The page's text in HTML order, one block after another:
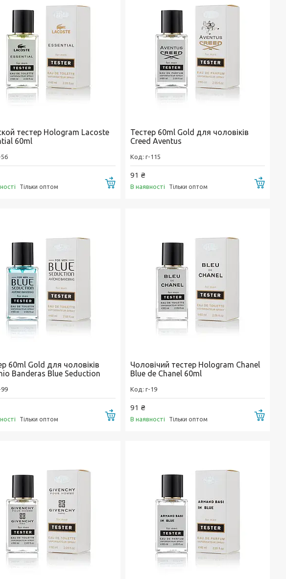
тестер Hologram Lacoste
60ml
56
Тільки оптом Купити
Тестер 60ml Gold для чоловіків
Creed Aventus
г-115
91 ₴
В наявності Тільки оптом
60ml Gold для чоловіків
Banderas Blue Seduction
99
Тільки оптом Купити
Чоловічий тестер Hologram Chanel
Blue de Chanel 60ml
г-19
91 ₴
В наявності Тільки оптом